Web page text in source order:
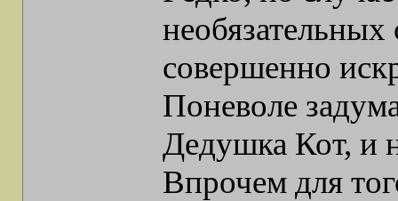
необязательных
совершенно
Поневоле
Дедушка Кот, и
Впрочем для